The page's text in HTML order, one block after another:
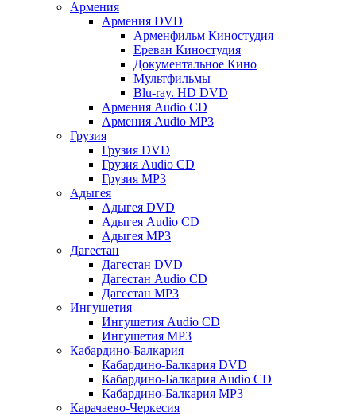
Армения
Армения DVD
Арменфильм Киностудия
Ереван Киностудия
Документальное Кино
Мультфильмы
Blu-ray. HD DVD
Армения Audio CD
Армения Audio MP3
Грузия
Грузия DVD
Грузия Audio CD
Грузия MP3
Адыгея
Адыгея DVD
Адыгея Audio CD
Адыгея MP3
Дагестан
Дагестан DVD
Дагестан Audio CD
Дагестан MP3
Ингушетия
Ингушетия Audio CD
Ингушетия MP3
Кабардино-Балкария
Кабардино-Балкария DVD
Кабардино-Балкария Audio CD
Кабардино-Балкария MP3
Карачаево-Черкесия